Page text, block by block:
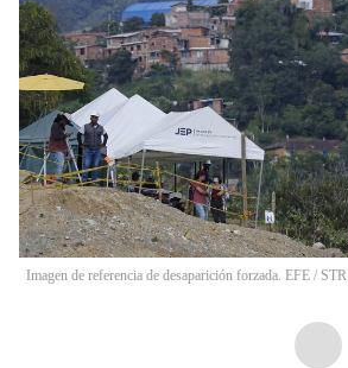
Imagen de referencia de desaparición forzada. EFE / STR